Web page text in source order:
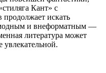
Кант» с
искать
и внеформатным —
литература может